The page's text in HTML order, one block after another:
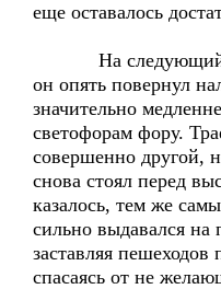
еще оставалось
На следующий
он опять повернул
значительно
светофорам фору.
совершенно другой,
снова стоял перед
казалось, тем же
сильно выдавался на
заставляя
спасаясь от не